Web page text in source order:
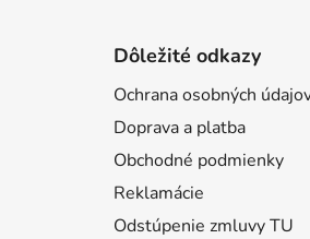
Dôležité odkazy
Ochrana osobných
Doprava a platba
Obchodné podmienky
Reklamácie
Odstúpenie zmluvy TU